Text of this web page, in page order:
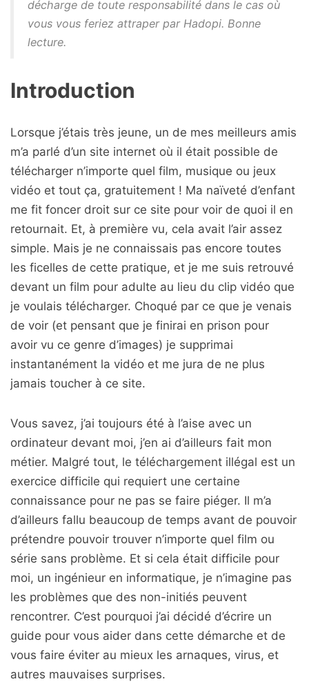
décharge de toute responsabilité dans le cas où
vous vous feriez attraper par Hadopi. Bonne
lecture.
Introduction
Lorsque j’étais très jeune, un de mes meilleurs amis
m’a parlé d’un site internet où il était possible de
télécharger n’importe quel film, musique ou jeux
vidéo et tout ça, gratuitement ! Ma naïveté d’enfant
me fit foncer droit sur ce site pour voir de quoi il en
retournait. Et, à première vu, cela avait l’air assez
simple. Mais je ne connaissais pas encore toutes
les ficelles de cette pratique, et je me suis retrouvé
devant un film pour adulte au lieu du clip vidéo que
je voulais télécharger. Choqué par ce que je venais
de voir (et pensant que je finirai en prison pour
avoir vu ce genre d’images) je supprimai
instantanément la vidéo et me jura de ne plus
jamais toucher à ce site.
Vous savez, j’ai toujours été à l’aise avec un
ordinateur devant moi, j’en ai d’ailleurs fait mon
métier. Malgré tout, le téléchargement illégal est un
exercice difficile qui requiert une certaine
connaissance pour ne pas se faire piéger. Il m’a
d’ailleurs fallu beaucoup de temps avant de pouvoir
prétendre pouvoir trouver n’importe quel film ou
série sans problème. Et si cela était difficile pour
moi, un ingénieur en informatique, je n’imagine pas
les problèmes que des non-initiés peuvent
rencontrer. C’est pourquoi j’ai décidé d’écrire un
guide pour vous aider dans cette démarche et de
vous faire éviter au mieux les arnaques, virus, et
autres mauvaises surprises.